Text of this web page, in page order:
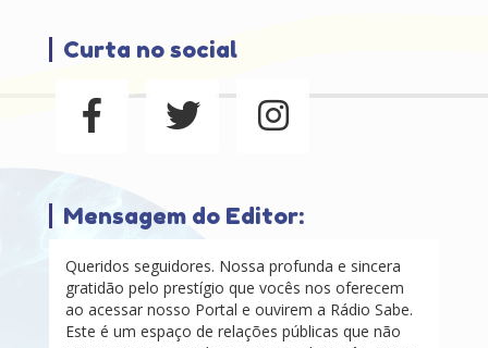
Curta no social
Mensagem do Editor:
Queridos seguidores. Nossa profunda e sincera
gratidão pelo prestígio que vocês nos oferecem
ao acessar nosso Portal e ouvirem a Rádio Sabe.
Este é um espaço de relações públicas que não